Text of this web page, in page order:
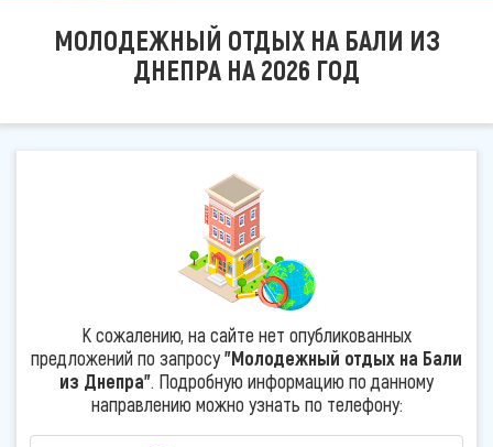
МОЛОДЕЖНЫЙ ОТДЫХ НА БАЛИ ИЗ
ДНЕПРА НА 2026 ГОД
К сожалению, на сайте нет опубликованных
предложений по запросу"Молодежный отдых на Бали
из Днепра". Подробную информацию по данному
направлению можно узнать по телефону: